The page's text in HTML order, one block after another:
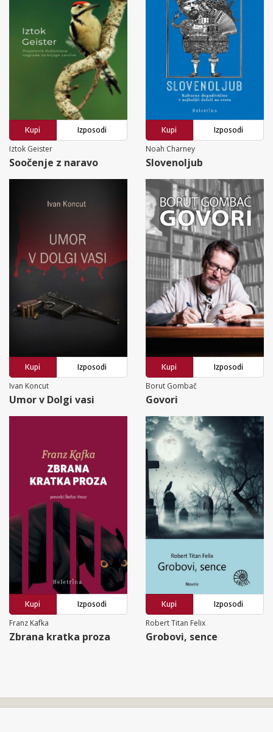
Kupi
Izposodi
Iztok Geister
Soočenje z naravo
Kupi
Izposodi
Noah Charney
Slovenoljub
Kupi
Izposodi
Ivan Koncut
Umor v Dolgi vasi
Kupi
Izposodi
Borut Gombač
Govori
Kupi
Izposodi
Franz Kafka
Zbrana kratka proza
Kupi
Izposodi
Robert Titan Felix
Grobovi, sence